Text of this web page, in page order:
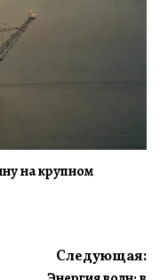
на крупном
Следующая: